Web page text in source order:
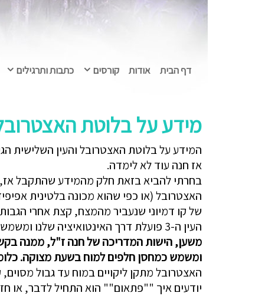
דף הבית אודות קורסים כתבות ותרגילים
מידע על בלוטת האצטרובל
המידע על בלוטת האצטרובל והעין השלישית
אז חנה עוד לא לימדה.
בחרתי להביא בזאת חלק מהמידע שהתקבל אז,
של קו דמיוני שנעביר מהמצח, קצת אחרי
העין ה-3 פועלת דרך האינטואיציה שלנו ומשמשת כמגדלור, כנווט כסונר רוחני.
משען, הישות המדריכה של חנה ז"ל, ממנה
ומשמש כמחסן חלפים למוח בשעת מצוקה.
האצטרובל מתקן ליקויים במוח עד גבול
יודעים איך ""פתאום"" הוא התחיל לדבר, או